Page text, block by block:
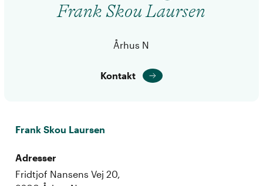
Frank Skou Laursen
Århus N
Kontakt
Frank Skou Laursen
Adresser
Fridtjof Nansens Vej 20,